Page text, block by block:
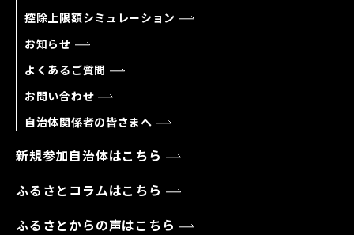
控除上限額シミュレーション
お知らせ
よくあるご質問
お問い合わせ
自治体関係者の皆さまへ
新規参加自治体はこちら
ふるさとコラムはこちら
ふるさとからの声はこちら